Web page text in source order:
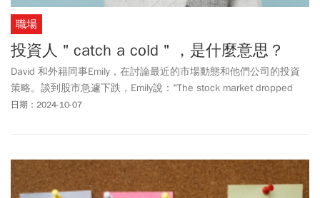
職場
投資人＂catch a cold＂，是什麼意思？
David 和外籍同事Emily，在討論最近的市場動態和他們公司的投資
策略。談到股市急遽下跌，Emily說："The stock market dropped
unexpectedly, and many investors caught a cold."許多投資人都”
日期：2024-10-07